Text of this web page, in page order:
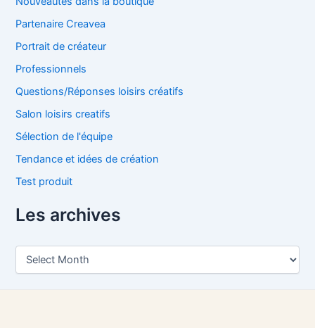
Partenaire Creavea
Portrait de créateur
Professionnels
Questions/Réponses loisirs créatifs
Salon loisirs creatifs
Sélection de l'équipe
Tendance et idées de création
Test produit
Les archives
L